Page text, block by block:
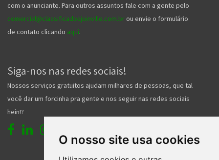
O nosso site usa cookies
com o anunciante. Para outros assuntos fale com a gente pelo
comercial@classificadosjoinville.com.br ou envie o formulário
de contato clicando aqui.
Siga-nos nas redes sociais!
Nossos serviços gratuitos ajudam milhares de pessoas, que tal
você dar um forcinha pra gente e nos seguir nas redes sociais
hein!?